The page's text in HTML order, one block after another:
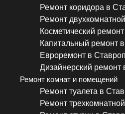
Ремонт коридора в
Ремонт
Косметический
Капитальный ремонт
Евроремонт в
Дизайнерский ремонт
Ремонт комнат и помещений
Ремонт туалета в
Ремонт